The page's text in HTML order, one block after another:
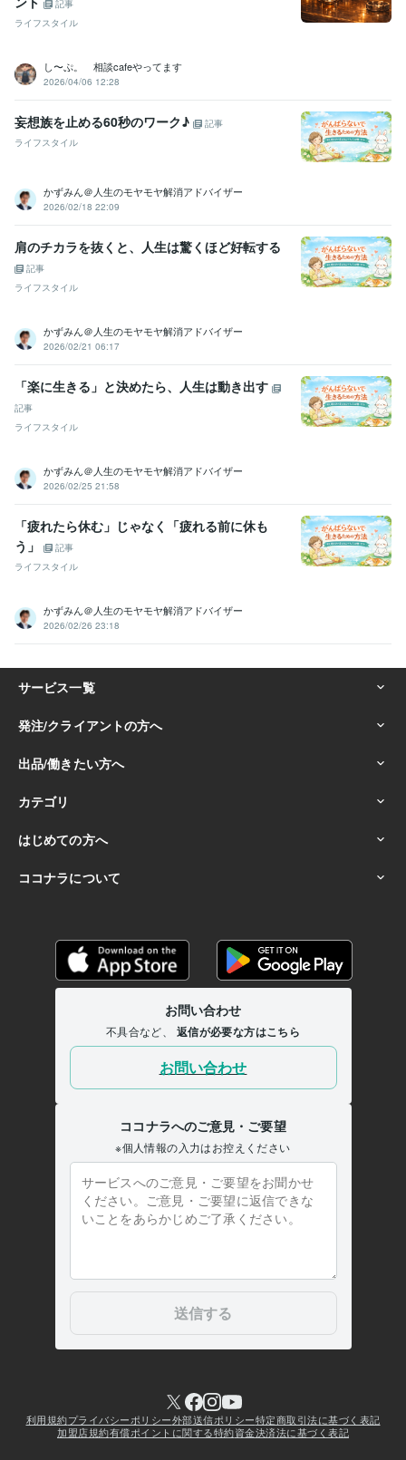
Google ドキュメント:5年
Google Analytics:5年
AviUtl:4年
得意分野
も整理してスッキリ
対話で心を解きほ
ぐします 自分の言葉で気づくサポート
経験に裏打ちされた安心感
安心して話せる“対話のパワースポット”
マインド
心理
ビジネス代行・事務代行 営業力向上サポート（業種問わず）
築サポート（業種問わず）
業務合理化の支援やお手伝い 無駄のない会議進行方法の指南 苦情
からファン化する方法を指南
店舗運営 マーケティング
営業力
記事
ライフスタイル
し〜ぷ。 相談cafeやってます
2026/04/06 12:28
妄想族を止める60秒のワーク♪
記事
ライフスタイル
かずみん＠人生のモヤモヤ解消アドバイザー
2026/02/18 22:09
肩のチカラを抜くと、人生は驚くほど好転する
記事
ライフスタイル
かずみん＠人生のモヤモヤ解消アドバイザー
2026/02/21 06:17
「楽に生きる」と決めたら、人生は動き出す
記事
ライフスタイル
かずみん＠人生のモヤモヤ解消アドバイザー
2026/02/25 21:58
「疲れたら休む」じゃなく「疲れる前に休も
う」
記事
ライフスタイル
かずみん＠人生のモヤモヤ解消アドバイザー
2026/02/26 23:18